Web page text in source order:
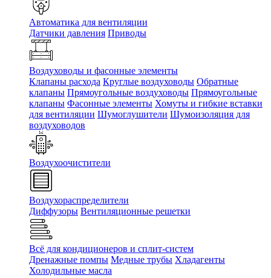
Автоматика для вентиляции
Датчики давления Приводы
Воздуховоды и фасонные элементы
Клапаны расхода Круглые воздуховоды Обратные
клапаны Прямоугольные воздуховоды Прямоугольные
клапаны Фасонные элементы Хомуты и гибкие вставки
для вентиляции Шумоглушители Шумоизоляция для
воздуховодов
Воздухоочистители
Воздухораспределители
Диффузоры Вентиляционные решетки
Всё для кондиционеров и сплит-систем
Дренажные помпы Медные трубы Хладагенты
Холодильные масла